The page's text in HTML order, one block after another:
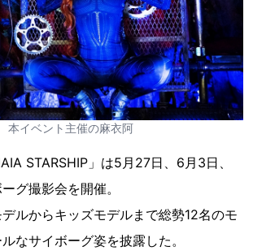
本イベント主催の麻衣阿
STARSHIP」は5月27日、6月3日、
グ撮影会を開催。
ルからキッズモデルまで総勢12名のモ
なサイボーグ姿を披露した。